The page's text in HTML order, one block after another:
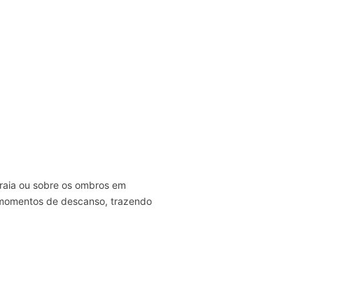
ou sobre os ombros em
de descanso, trazendo